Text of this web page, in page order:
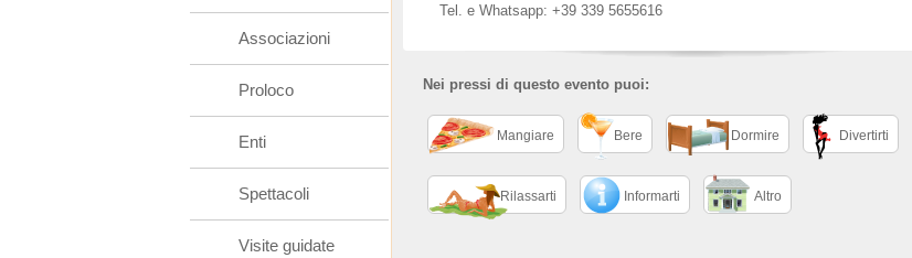
Tel. e Whatsapp: +39 339 5655616
Nei pressi di questo evento puoi:
Mangiare Bere Dormire Divertirti
Rilassarti Informarti Altro
Associazioni
Proloco
Enti
Spettacoli
Visite guidate